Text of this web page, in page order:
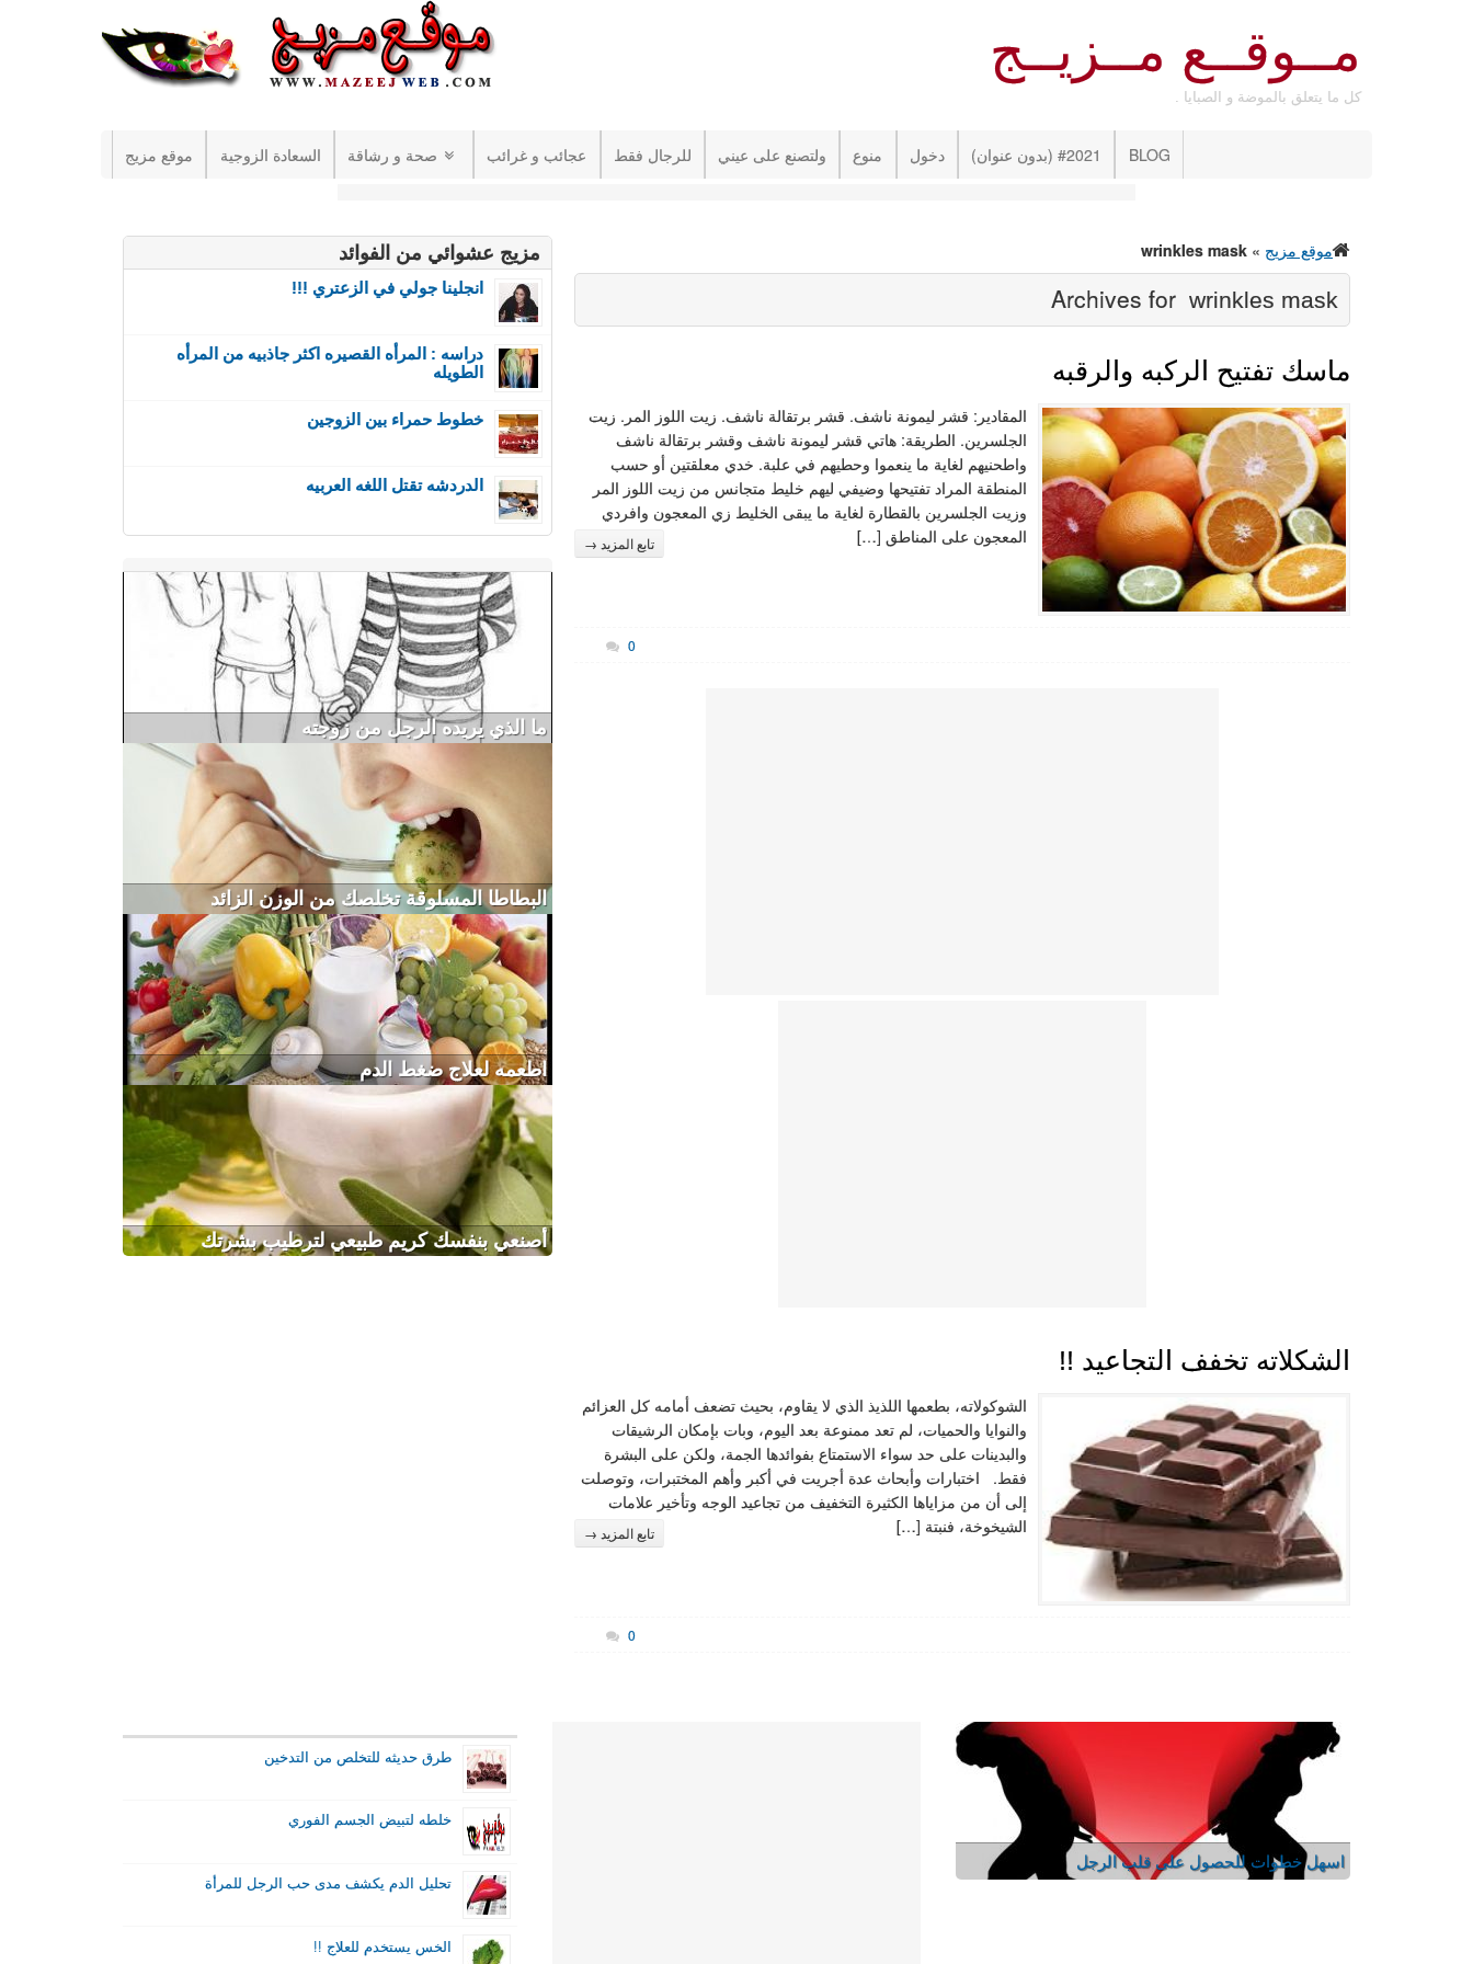
مــوقــع مــزيــج
كل ما يتعلق بالموضة و الصبايا .
موقع مزيج السعادة الزوجية صحة و رشاقة عجائب و غرائب للرجال فقط ولتصنع على عيني منوع دخول #2021 (بدون عنوان) BLOG
موقع مزيج »
wrinkles mask
Archives for wrinkles mask
ماسك تفتيح الركبه والرقبه
المقادير: قشر ليمونة ناشف. قشر برتقالة ناشف. زيت اللوز المر. زيت
الجلسرين. الطريقة: هاتي قشر ليمونة ناشف وقشر برتقالة ناشف
واطحنيهم لغاية ما ينعموا وحطيهم في علبة. خدي معلقتين أو حسب
المنطقة المراد تفتيحها وضيفي ليهم خليط متجانس من زيت اللوز المر
وزيت الجلسرين بالقطارة لغاية ما يبقى الخليط زي المعجون وافردي
المعجون على المناطق […]
تابع المزيد →
0
الشكلاته تخفف التجاعيد !!
الشوكولاته، بطعمها اللذيذ الذي لا يقاوم، بحيث تضعف أمامه كل العزائم
والنوايا والحميات، لم تعد ممنوعة بعد اليوم، وبات بإمكان الرشيقات
والبدينات على حد سواء الاستمتاع بفوائدها الجمة، ولكن على البشرة
فقط. اختبارات وأبحاث عدة أجريت في أكبر وأهم المختبرات، وتوصلت
إلى أن من مزاياها الكثيرة التخفيف من تجاعيد الوجه وتأخير علامات
الشيخوخة، فنبتة […]
تابع المزيد →
0
مزيج عشوائي من الفوائد
انجلينا جولي في الزعتري !!!
دراسه : المرأه القصيره اكثر جاذبيه من المرأه
الطويله
خطوط حمراء بين الزوجين
الدردشه تقتل اللغه العربيه
ما الذي يريده الرجل من زوجته
البطاطا المسلوقة تخلصك من الوزن الزائد
اطعمه لعلاج ضغط الدم
أصنعي بنفسك كريم طبيعي لترطيب بشرتك
اسهل خطوات للحصول على قلب الرجل
طرق حديثه للتخلص من التدخين
خلطه لتبيض الجسم الفوري
تحليل الدم يكشف مدى حب الرجل للمرأة
الخس يستخدم للعلاج !!